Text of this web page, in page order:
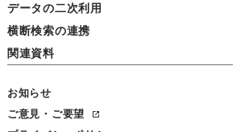
データの二次利用
横断検索の連携
関連資料
お知らせ
ご意見・ご要望